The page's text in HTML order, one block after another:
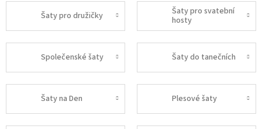
Šaty pro družičky
Šaty pro svatební
hosty
Společenské šaty Šaty do tanečních
Šaty na Den Plesové šaty